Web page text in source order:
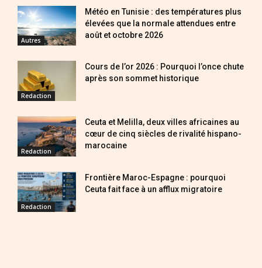
Autres
Météo en Tunisie : des températures plus
élevées que la normale attendues entre
août et octobre 2026
Redaction
Cours de l’or 2026 : Pourquoi l’once chute
après son sommet historique
Redaction
Ceuta et Melilla, deux villes africaines au
cœur de cinq siècles de rivalité hispano-
marocaine
Redaction
Frontière Maroc-Espagne : pourquoi
Ceuta fait face à un afflux migratoire